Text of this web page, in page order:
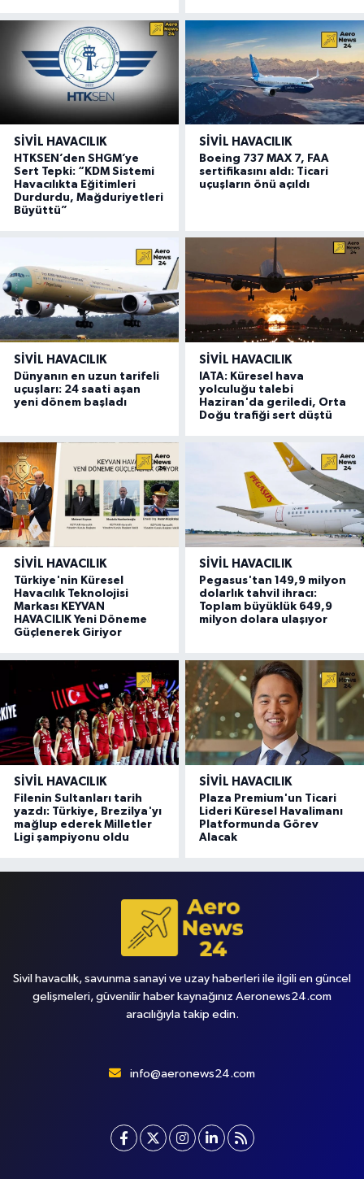
SIVIL HAVACILIK
HTKSEN’den SHGM’ye
Sert Tepki: “KDM Sistemi
Havacılıkta Eğitimleri
Durdurdu, Mağduriyetleri
Büyüttü”
SIVIL HAVACILIK
Boeing 737 MAX 7, FAA
sertifikasını aldı: Ticari
uçuşların önü açıldı
SIVIL HAVACILIK
Dünyanın en uzun tarifeli
uçuşları: 24 saati aşan
yeni dönem başladı
SIVIL HAVACILIK
IATA: Küresel hava
yolculuğu talebi
Haziran'da geriledi, Orta
Doğu trafiği sert düştü
SIVIL HAVACILIK
Türkiye'nin Küresel
Havacılık Teknolojisi
Markası KEYVAN
HAVACILIK Yeni Döneme
Güçlenerek Giriyor
SIVIL HAVACILIK
Pegasus'tan 149,9 milyon
dolarlık tahvil ihracı:
Toplam büyüklük 649,9
milyon dolara ulaşıyor
SIVIL HAVACILIK
Filenin Sultanları tarih
yazdı: Türkiye, Brezilya'yı
mağlup ederek Milletler
Ligi şampiyonu oldu
SIVIL HAVACILIK
Plaza Premium'un Ticari
Lideri Küresel Havalimanı
Platformunda Görev
Alacak
Sivil havacılık, savunma sanayi ve uzay haberleri ile ilgili en güncel
gelişmeleri, güvenilir haber kaynağınız Aeronews24.com
aracılığıyla takip edin.
info@aeronews24.com